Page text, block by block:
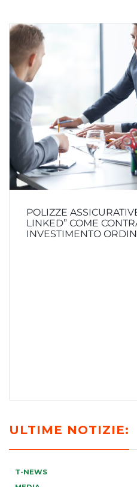
POLIZZE
LINKED” COME
INVESTIMENTO
ULTIME NOTIZIE:
T-NEWS